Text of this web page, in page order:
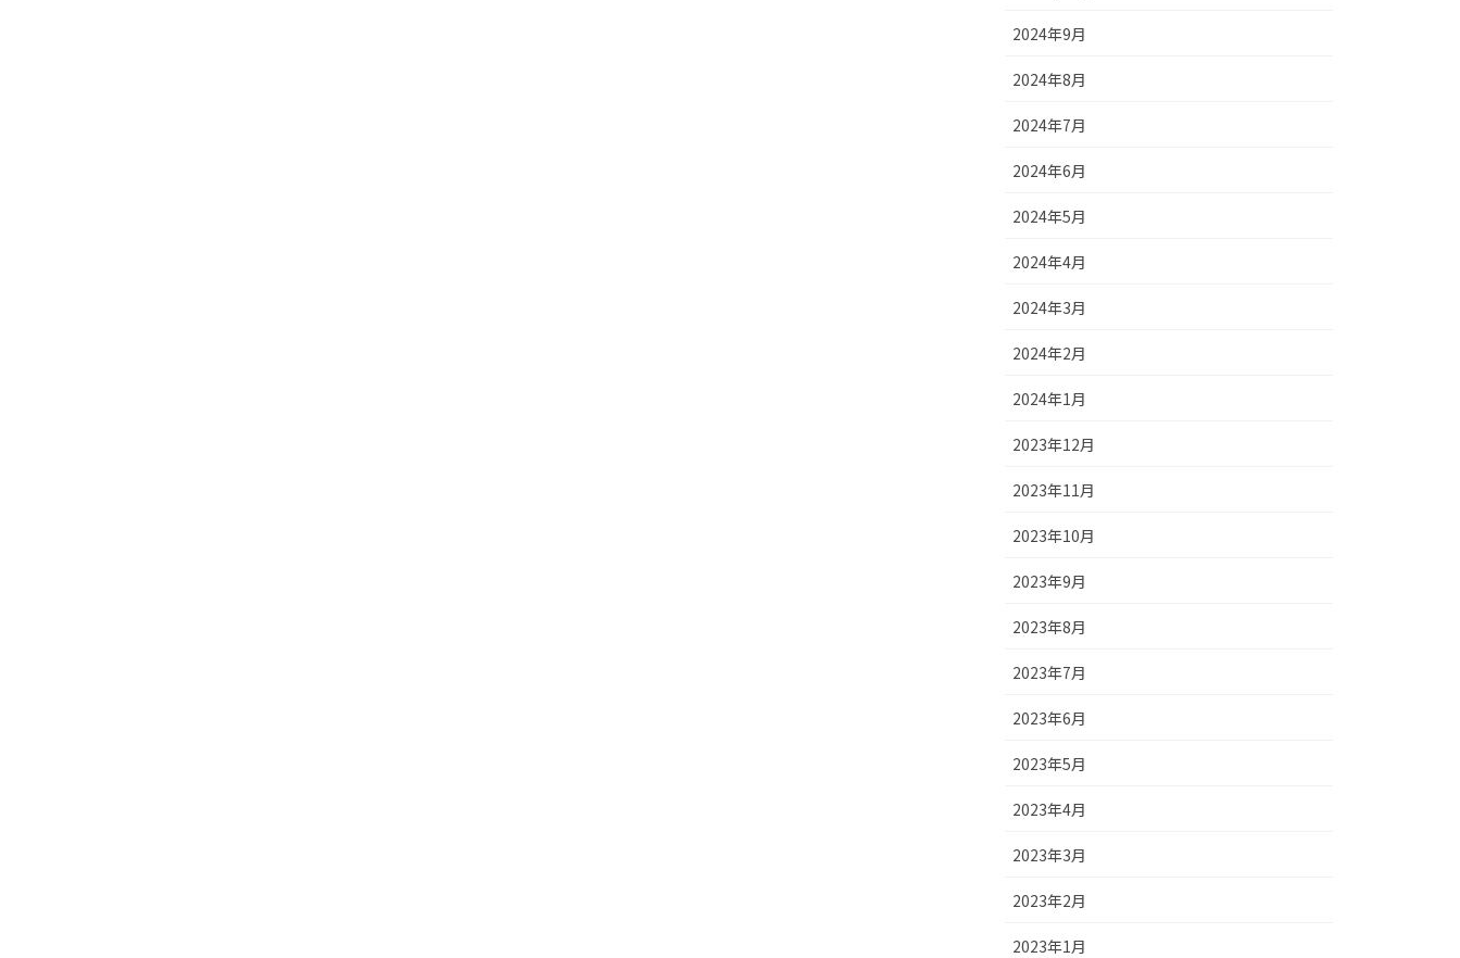
2024年9月
2024年8月
2024年7月
2024年6月
2024年5月
2024年4月
2024年3月
2024年2月
2024年1月
2023年12月
2023年11月
2023年10月
2023年9月
2023年8月
2023年7月
2023年6月
2023年5月
2023年4月
2023年3月
2023年2月
2023年1月